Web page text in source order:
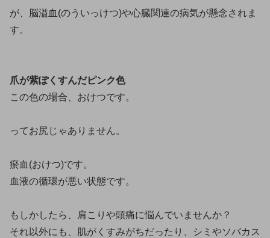
が、脳溢血(のういっけつ)や心臓関連の病気が懸念されま
す。
爪が紫ぽくすんだピンク色
この色の場合、おけつです。
ってお尻じゃありません。
瘀血(おけつ)です。
血液の循環が悪い状態です。
もしかしたら、肩こりや頭痛に悩んでいませんか？
それ以外にも、肌がくすみがちだったり、シミやソバカス